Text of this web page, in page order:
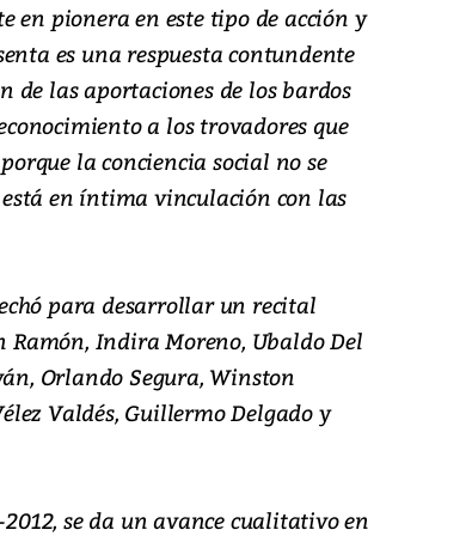
en pionera en este tipo de acción y
es una respuesta contundente
de las aportaciones de los bardos
a los trovadores que
la conciencia social no se
en íntima vinculación con las
para desarrollar un recital
Indira Moreno, Ubaldo Del
Orlando Segura, Winston
Valdés, Guillermo Delgado y
se da un avance cualitativo en